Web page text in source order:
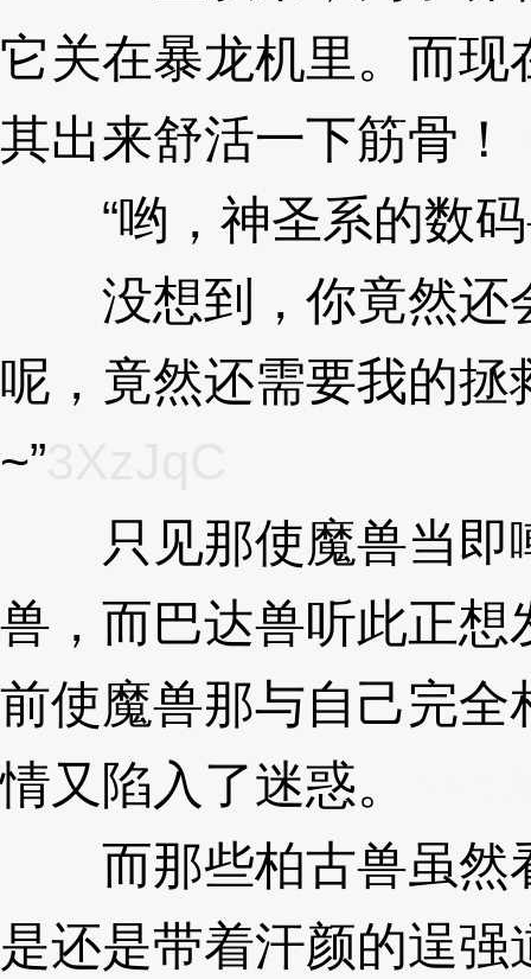
它关在暴龙机里。而
其出来舒活一下筋骨！
“哟，神圣系的数码
没想到，你竟然还
呢，竟然还需要我的拯
~”
只见那使魔兽当即
兽，而巴达兽听此正
前使魔兽那与自己完
情又陷入了迷惑。
而那些柏古兽虽然
是还是带着汗颜的逞强